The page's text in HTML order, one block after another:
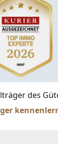
des